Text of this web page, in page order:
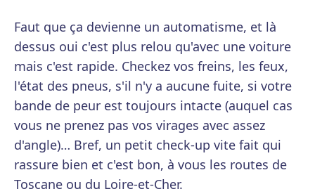
Faut que ça devienne un automatisme, et là
dessus oui c'est plus relou qu'avec une voiture
mais c'est rapide. Checkez vos freins, les feux,
l'état des pneus, s'il n'y a aucune fuite, si votre
bande de peur est toujours intacte (auquel cas
vous ne prenez pas vos virages avec assez
d'angle)… Bref, un petit check-up vite fait qui
rassure bien et c'est bon, à vous les routes de
Toscane ou du Loire-et-Cher.